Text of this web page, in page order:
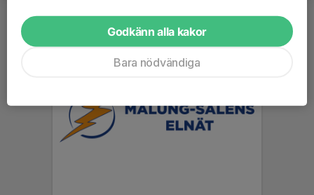
Godkänn alla kakor
Bara nödvändiga